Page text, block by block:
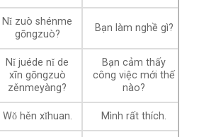
Nǐ zuò shénme
gōngzuò?
Bạn làm nghề gì?
Nǐ juéde nǐ de
xīn gōngzuò
zěnmeyàng?
Bạn cảm thấy
công việc mới thế
nào?
Wǒ hěn xǐhuan. Mình rất thích.